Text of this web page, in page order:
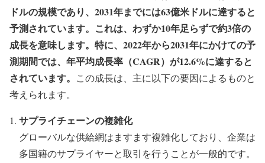
ドルの規模であり、2031年までには63億米ドルに達すると
予測されています。これは、わずか10年足らずで約3倍の
成長を意味します。特に、2022年から2031年にかけての予
測期間では、年平均成長率（CAGR）が12.6%に達すると
されています。 この成長は、主に以下の要因によるものと
考えられます。
サプライチェーンの複雑化
グローバルな供給網はますます複雑化しており、企業は
多国籍のサプライヤーと取引を行うことが一般的です。